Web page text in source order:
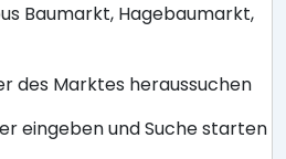
Baumarkt, Hagebaumarkt,
des Marktes heraussuchen
eingeben und Suche starten